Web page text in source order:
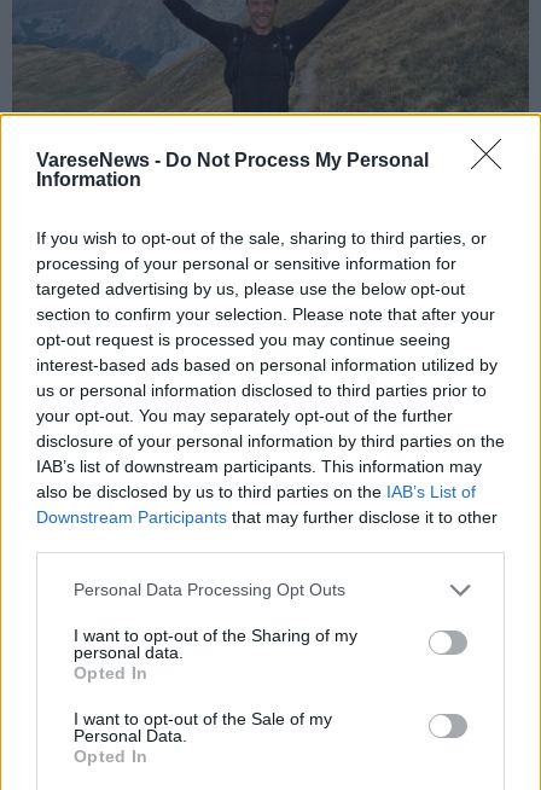
VareseNews - Do Not Process My Personal
Information
If you wish to opt-out of the sale, sharing to third parties, or
processing of your personal or sensitive information for
targeted advertising by us, please use the below opt-out
section to confirm your selection. Please note that after your
opt-out request is processed you may continue seeing
interest-based ads based on personal information utilized by
us or personal information disclosed to third parties prior to
your opt-out. You may separately opt-out of the further
disclosure of your personal information by third parties on the
IAB’s list of downstream participants. This information may
also be disclosed by us to third parties on the IAB’s List of
Downstream Participants that may further disclose it to other
Personal Data Processing Opt Outs
I want to opt-out of the Sharing of my
personal data.
Opted In
I want to opt-out of the Sale of my
Personal Data.
Opted In
INDUNO OLONA
Elia Frittoli e il Tor des Glaciers: 450 km
tra montagne, ghiacciai e sfida con se
stessi
Elia Frittoli e il Tor des Glaciers: 450 km tra
montagne, ghiacciai e sfida con se stessi